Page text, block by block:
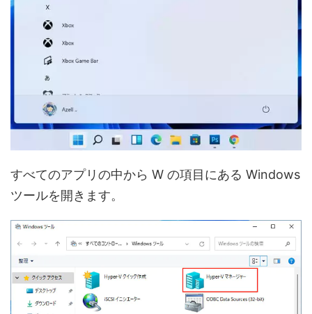
すべてのアプリの中から W の項目にある Windows
ツールを開きます。